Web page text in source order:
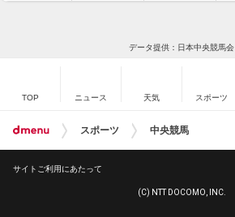
データ提供：日本中央競馬会
TOP ニュース 天気 スポーツ
スポーツ 中央競馬
サイトご利用にあたって
(C) NTT DOCOMO, INC.